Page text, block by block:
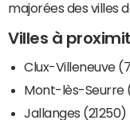
majorées des villes
Villes à
Clux-Villeneuve
Mont-lès-Seurre
Jallanges (21250)